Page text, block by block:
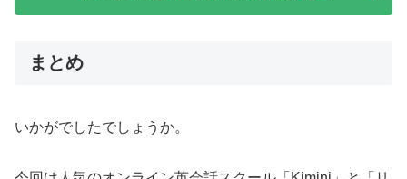
まとめ
いかがでしたでしょうか。